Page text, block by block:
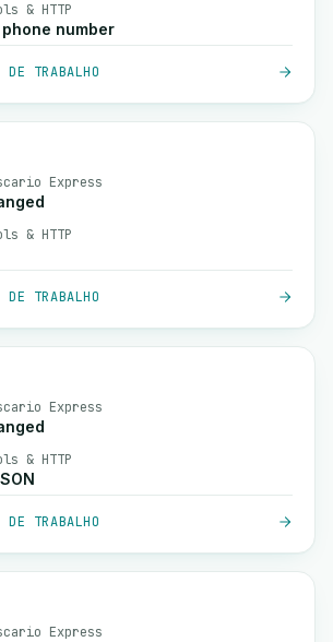
& HTTP
number
TRABALHO
Express
& HTTP
TRABALHO
Express
& HTTP
TRABALHO
Express